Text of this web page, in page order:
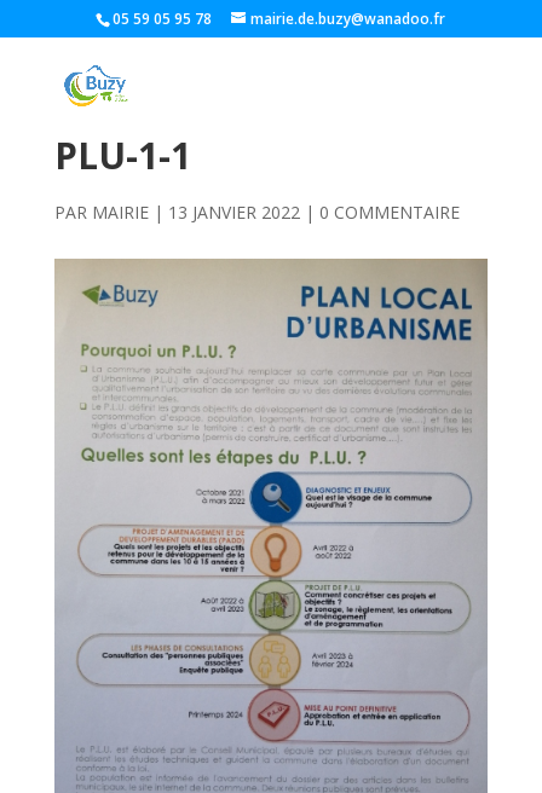
05 59 05 95 78 mairie.de.buzy@wanadoo.fr
PLU-1-1
PAR MAIRIE| 13 JANVIER 2022| 0 COMMENTAIRE